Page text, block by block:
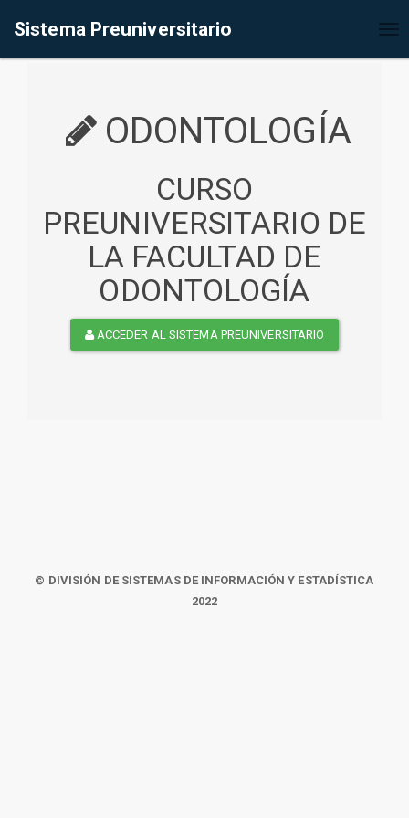
Sistema Preuniversitario
ODONTOLOGÍA
CURSO
PREUNIVERSITARIO DE
LA FACULTAD DE
ODONTOLOGÍA
ACCEDER AL SISTEMA PREUNIVERSITARIO
© DIVISIÓN DE SISTEMAS DE INFORMACIÓN Y ESTADÍSTICA
2022